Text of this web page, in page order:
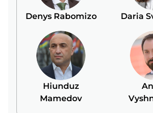
Denys Rabomizo Daria
Hiunduz
Mamedov